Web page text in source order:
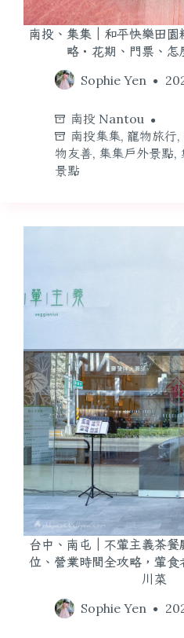
南投、集集｜和平快樂田園
略・花期、門票、怎
Sophie Yen
南投 Nantou
南投集集, 寵物旅行,
物友善, 集集戶外景點,
景點
台中、南屯｜不葷主義茶
位、營業時間全攻略，葷
川菜
Sophie Yen